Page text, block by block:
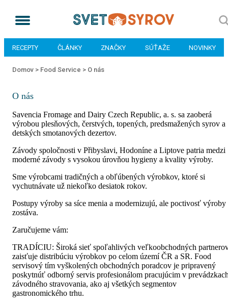
RECEPTY ČLÁNKY ZNAČKY SÚŤAŽE NOVINKY
Domov > Food Service > O nás
O nás
Savencia Fromage and Dairy Czech Republic, a. s. sa zaoberá
výrobou plesňových, čerstvých, topených, predsmažených syrov a
detských smotanových dezertov.
Závody spoločnosti v Přibyslavi, Hodoníne a Liptove patria medzi
moderné závody s vysokou úrovňou hygieny a kvality výroby.
Sme výrobcami tradičných a obľúbených výrobkov, ktoré si
vychutnávate už niekoľko desiatok rokov.
Postupy výroby sa síce menia a modernizujú, ale poctivosť výroby
zostáva.
Zaručujeme vám:
TRADÍCIU: Široká sieť spoľahlivých veľkoobchodných
zaisťuje distribúciu výrobkov po celom území ČR a SR. Food
servisový tím vyškolených obchodných poradcov je pripravený
poskytnúť odborný servis profesionálom pracujúcim v
závodného stravovania, ako aj všetkých segmentov
gastronomického trhu.